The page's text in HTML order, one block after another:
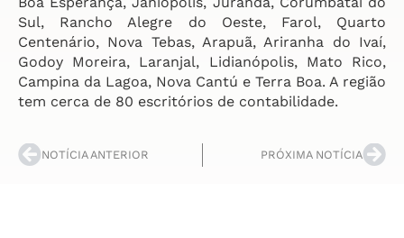
Sul, Rancho Alegre do Oeste, Farol, Quarto
Centenário, Nova Tebas, Arapuã, Ariranha do Ivaí,
Godoy Moreira, Laranjal, Lidianópolis, Mato Rico,
Campina da Lagoa, Nova Cantú e Terra Boa. A região
tem cerca de 80 escritórios de contabilidade.
NOTÍCIA ANTERIOR PRÓXIMA NOTÍCIA